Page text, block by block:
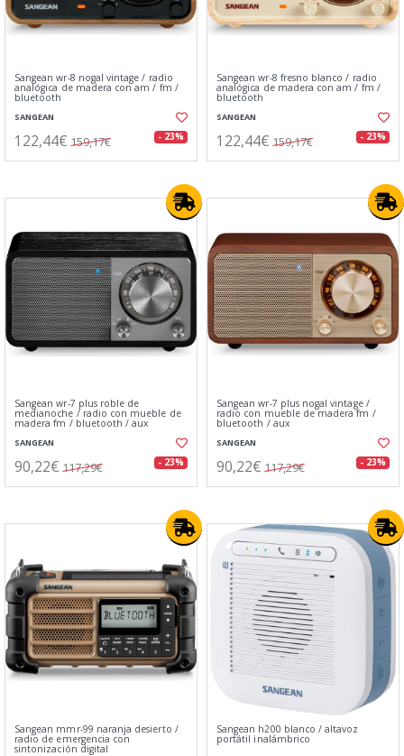
Sangean wr-8 nogal vintage / radio
analógica de madera con am / fm /
bluetooth
SANGEAN
122,44€ 159,17€ - 23%
Sangean wr-8 fresno blanco / radio
analógica de madera con am / fm /
bluetooth
SANGEAN
122,44€ 159,17€ - 23%
Sangean wr-7 plus roble de
medianoche / radio con mueble de
madera fm / bluetooth / aux
SANGEAN
90,22€ 117,29€ - 23%
Sangean wr-7 plus nogal vintage /
radio con mueble de madera fm /
bluetooth / aux
SANGEAN
90,22€ 117,29€ - 23%
Sangean mmr-99 naranja desierto /
radio de emergencia con
sintonización digital
Sangean h200 blanco / altavoz
portátil inalámbrico